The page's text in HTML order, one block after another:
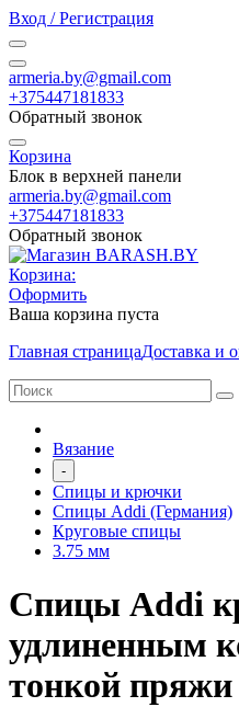
Вход / Регистрация
armeria.by@gmail.com
+375447181833
Обратный звонок
Корзина
Блок в верхней панели
armeria.by@gmail.com
+375447181833
Обратный звонок
Корзина:
Оформить
Ваша корзина пуста
Главная страницаДоставка и
Вязание
-
Спицы и крючки
Спицы Addi (Германия)
Круговые спицы
3.75 мм
Спицы Addi
удлиненным
тонкой